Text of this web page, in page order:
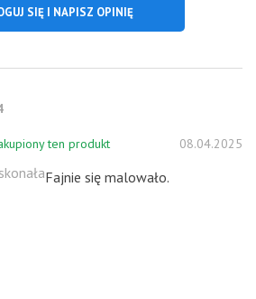
SIĘ I NAPISZ OPINIĘ
ten produkt 08.04.2025
Fajnie się malowało.